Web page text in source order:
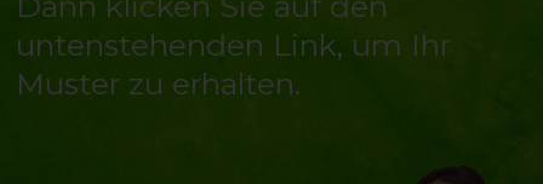
untenstehenden Link, um Ihr
Muster zu erhalten.